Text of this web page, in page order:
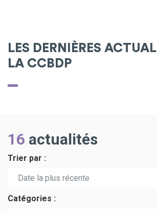
LES DERNIÈRES
LA CCBDP
16 actualités
Trier par :
Date la plus récente
Date la plus ancienne
Catégories :